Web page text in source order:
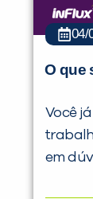
04/
O que
Você
em